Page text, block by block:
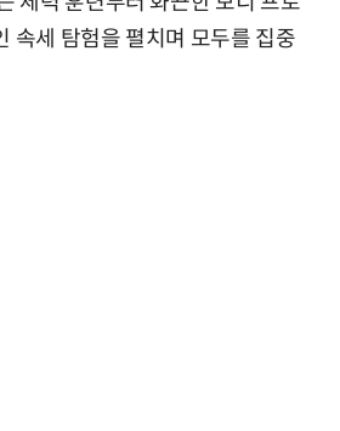
속세 탐험을 펼치며 모두를 집중